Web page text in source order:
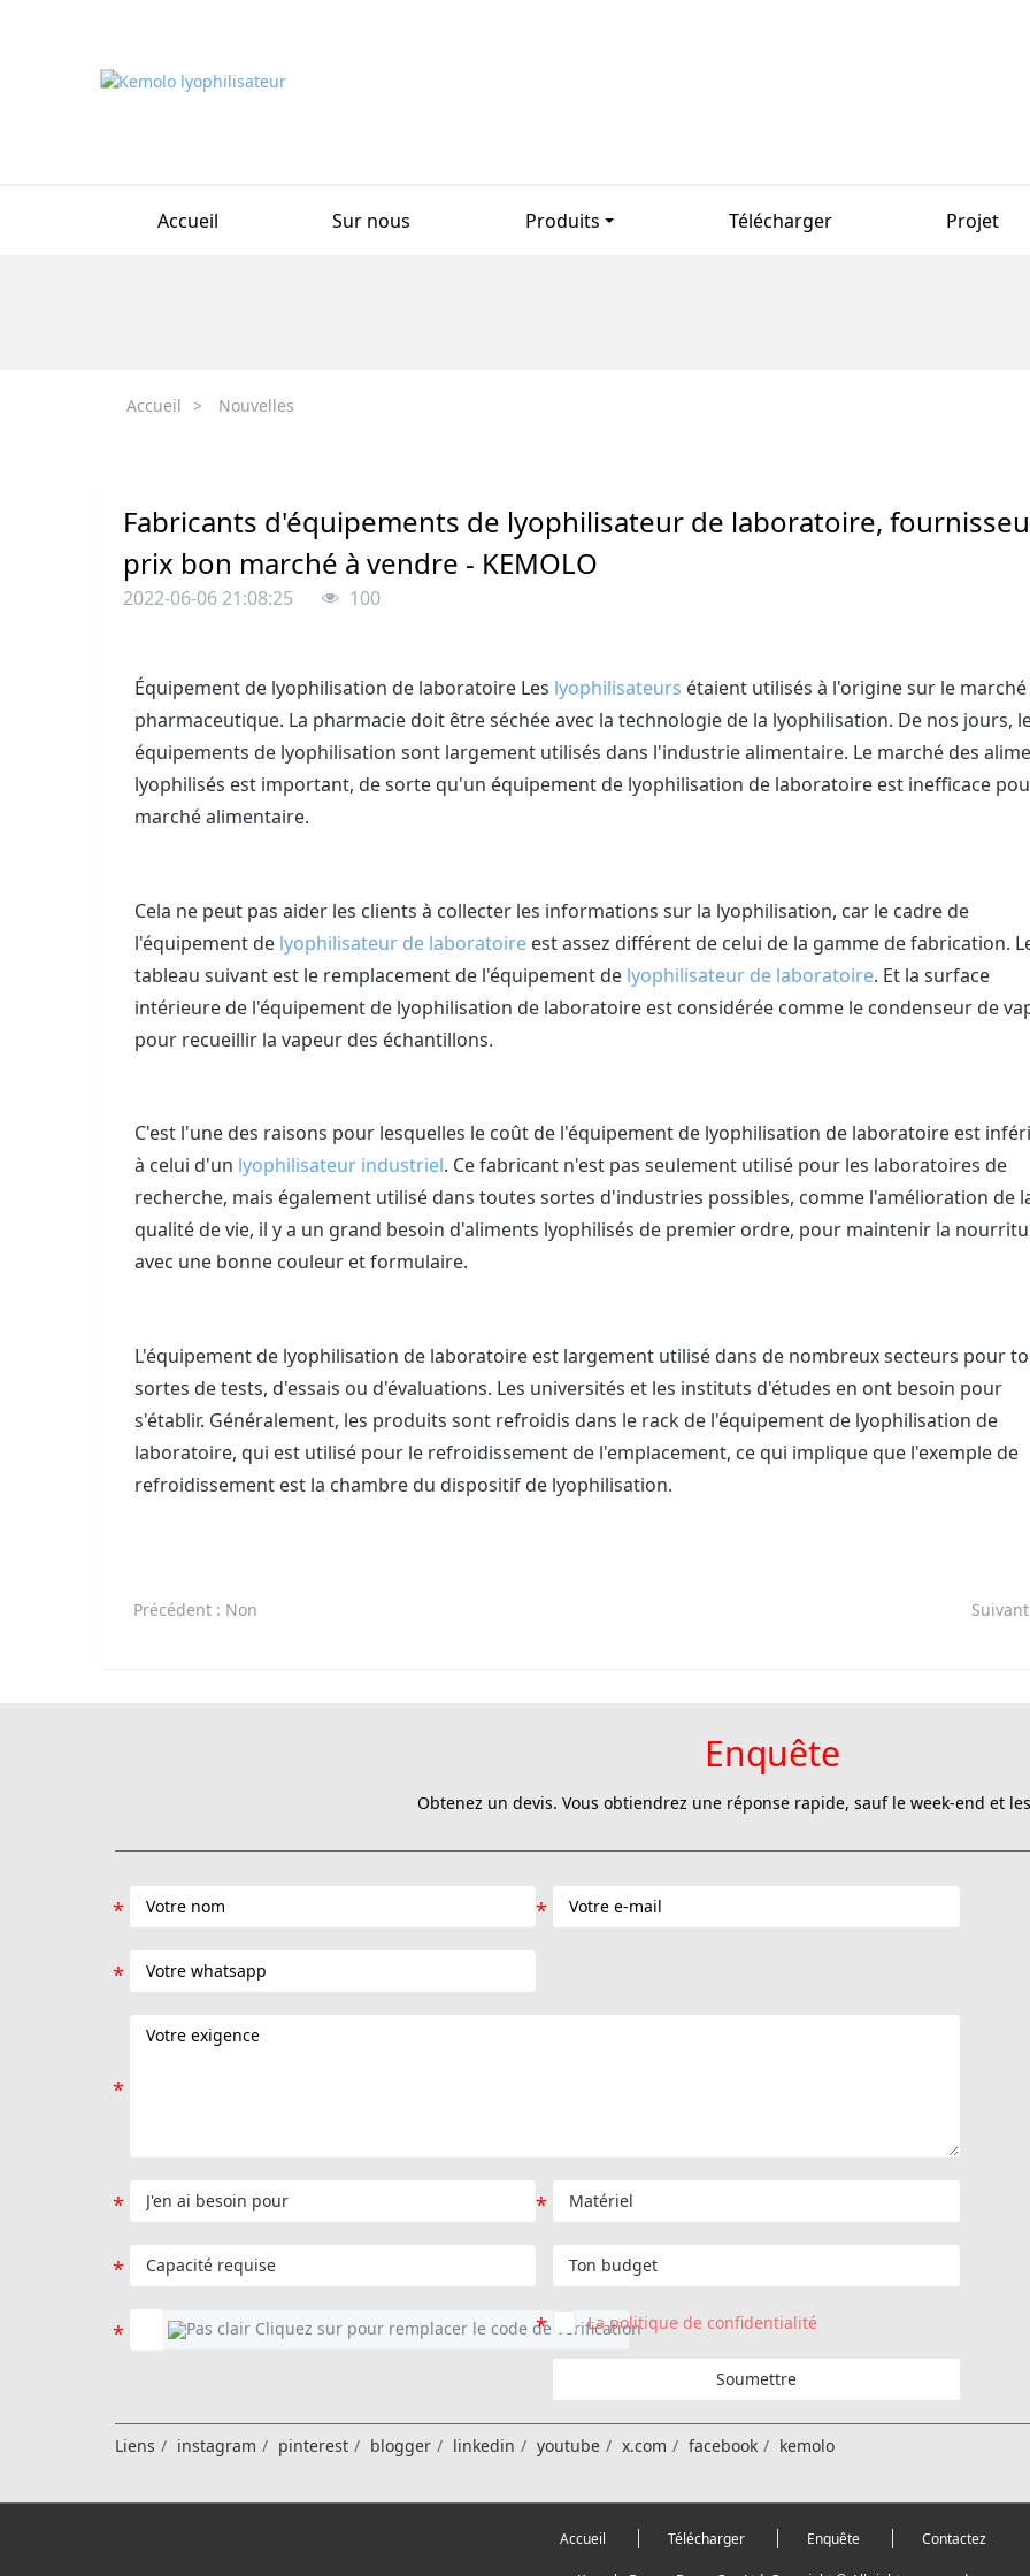
Accueil Sur nous Produits Télécharger Projet
Accueil > Nouvelles
Fabricants d'équipements de lyophilisateur de laboratoire,
prix bon marché à vendre - KEMOLO
2022-06-06 21:08:25 100
Équipement de lyophilisation de laboratoire Les lyophilisateurs étaient utilisés à l'origine sur le marché
pharmaceutique. La pharmacie doit être séchée avec la technologie de la lyophilisation. De nos jours,
équipements de lyophilisation sont largement utilisés dans l'industrie alimentaire. Le marché des
lyophilisés est important, de sorte qu'un équipement de lyophilisation de laboratoire est inefficace
marché alimentaire.
Cela ne peut pas aider les clients à collecter les informations sur la lyophilisation, car le cadre de
l'équipement de lyophilisateur de laboratoire est assez différent de celui de la gamme de fabrication.
tableau suivant est le remplacement de l'équipement de lyophilisateur de laboratoire. Et la surface
intérieure de l'équipement de lyophilisation de laboratoire est considérée comme le condenseur de
pour recueillir la vapeur des échantillons.
C'est l'une des raisons pour lesquelles le coût de l'équipement de lyophilisation de laboratoire est
à celui d'un lyophilisateur industriel. Ce fabricant n'est pas seulement utilisé pour les laboratoires de
recherche, mais également utilisé dans toutes sortes d'industries possibles, comme l'amélioration de
qualité de vie, il y a un grand besoin d'aliments lyophilisés de premier ordre, pour maintenir la
avec une bonne couleur et formulaire.
L'équipement de lyophilisation de laboratoire est largement utilisé dans de nombreux secteurs pour
sortes de tests, d'essais ou d'évaluations. Les universités et les instituts d'études en ont besoin pour
s'établir. Généralement, les produits sont refroidis dans le rack de l'équipement de lyophilisation de
laboratoire, qui est utilisé pour le refroidissement de l'emplacement, ce qui implique que l'exemple de
refroidissement est la chambre du dispositif de lyophilisation.
Précédent : Non Suivant
Enquête
Obtenez un devis. Vous obtiendrez une réponse rapide, sauf le week-end et
La politique de confidentialité
Soumettre
Liens instagram pinterest blogger linkedin youtube x.com facebook kemolo
Accueil Télécharger Enquête Contactez